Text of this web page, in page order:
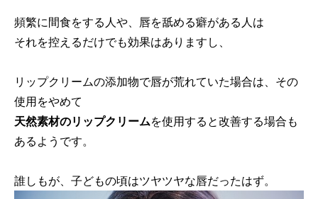
頻繁に間食をする人や、唇を舐める癖がある人は
それを控えるだけでも効果はありますし、
リップクリームの添加物で唇が荒れていた場合は、その
使用をやめて
天然素材のリップクリームを使用すると改善する場合も
あるようです。
誰しもが、子どもの頃はツヤツヤな唇だったはず。